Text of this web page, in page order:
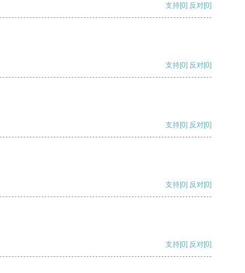
支持[0] 反对[0]
支持[0] 反对[0]
支持[0] 反对[0]
支持[0] 反对[0]
支持[0] 反对[0]